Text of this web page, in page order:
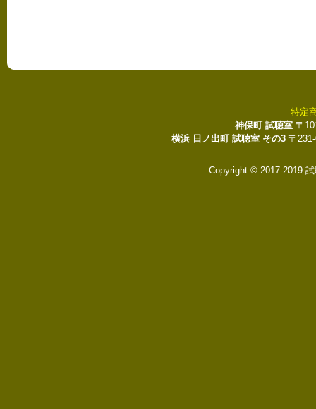
特定
神保町 試聴室 〒
横浜 日ノ出町 試聴室 その3 〒
Copyright © 2017-2019